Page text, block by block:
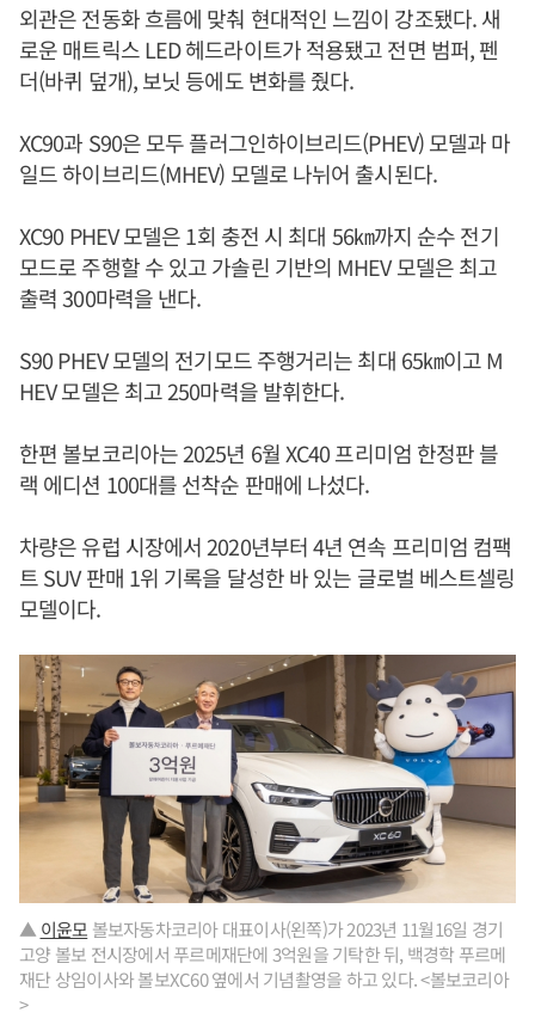
외관은 전동화 흐름에 맞춰 현대적인 느낌이 강조됐다. 새
로운 매트릭스 LED 헤드라이트가 적용됐고 전면 범퍼, 펜
더(바퀴 덮개), 보닛 등에도 변화를 줬다.
XC90과 S90은 모두 플러그인하이브리드(PHEV) 모델과 마
일드 하이브리드(MHEV) 모델로 나뉘어 출시된다.
XC90 PHEV 모델은 1회 충전 시 최대 56㎞까지 순수 전기
모드로 주행할 수 있고 가솔린 기반의 MHEV 모델은 최고
출력 300마력을 낸다.
S90 PHEV 모델의 전기모드 주행거리는 최대 65㎞이고 M
HEV 모델은 최고 250마력을 발휘한다.
한편 볼보코리아는 2025년 6월 XC40 프리미엄 한정판 블
랙 에디션 100대를 선착순 판매에 나섰다.
차량은 유럽 시장에서 2020년부터 4년 연속 프리미엄 컴팩
트 SUV 판매 1위 기록을 달성한 바 있는 글로벌 베스트셀링
모델이다.
▲ 이윤모 볼보자동차코리아 대표이사(왼쪽)가 2023년 11월16일 경기
고양 볼보 전시장에서 푸르메재단에 3억원을 기탁한 뒤, 백경학 푸르메
재단 상임이사와 볼보XC60 옆에서 기념촬영을 하고 있다. <볼보코리아
>